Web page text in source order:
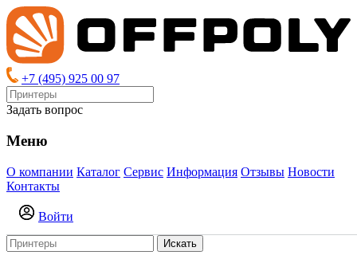
+7 (495) 925 00 97
Задать вопрос
Меню
О компании Каталог Сервис Информация Отзывы Новости
Контакты
Войти
Искать